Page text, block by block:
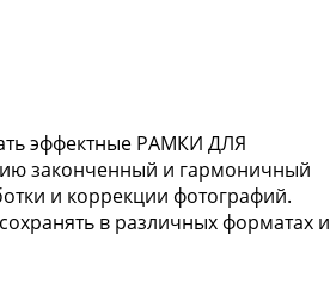
эффектные РАМКИ ДЛЯ
законченный и гармоничный
и коррекции фотографий.
в различных форматах и